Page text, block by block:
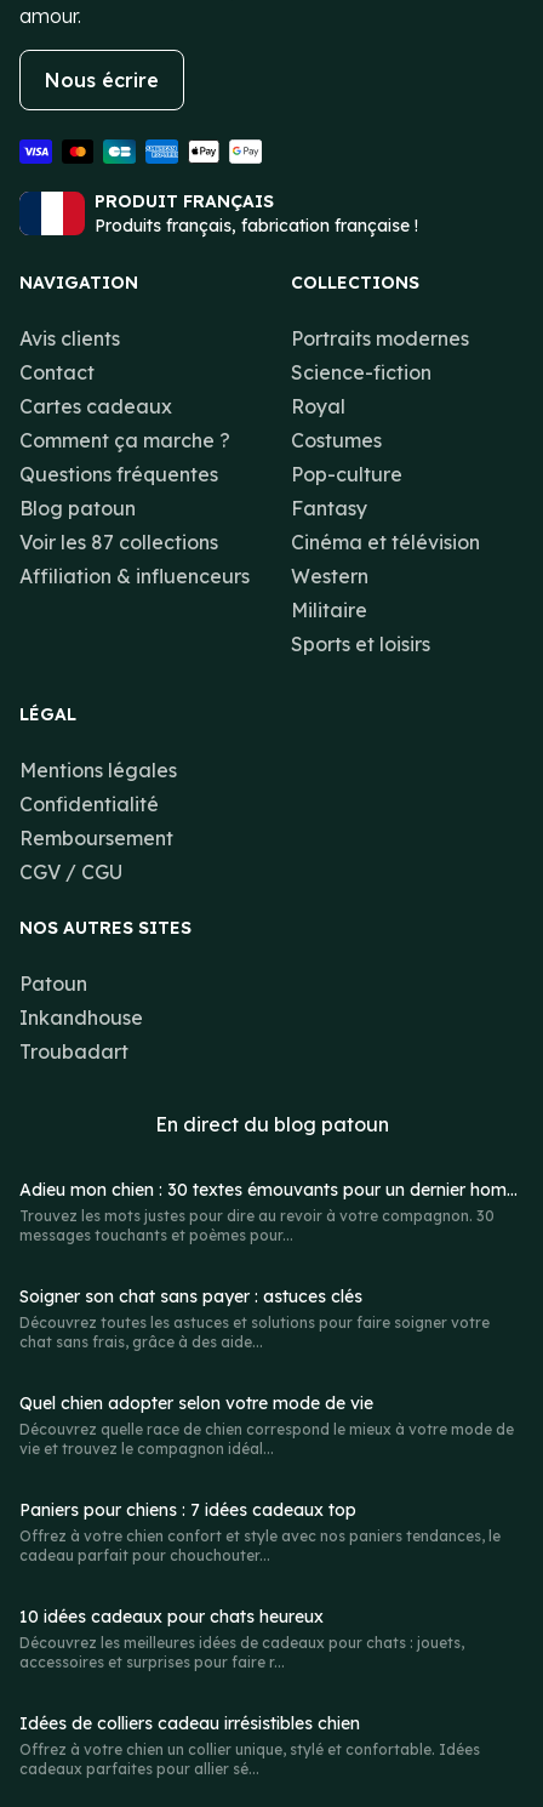
amour.
Nous écrire
PRODUIT FRANÇAIS
Produits français, fabrication française !
NAVIGATION
Avis clients
Contact
Cartes cadeaux
Comment ça marche ?
Questions fréquentes
Blog patoun
Voir les 87 collections
Affiliation & influenceurs
COLLECTIONS
Portraits modernes
Science-fiction
Royal
Costumes
Pop-culture
Fantasy
Cinéma et télévision
Western
Militaire
Sports et loisirs
LÉGAL
Mentions légales
Confidentialité
Remboursement
CGV / CGU
NOS AUTRES SITES
Patoun
Inkandhouse
Troubadart
En direct du blog patoun
Adieu mon chien : 30 textes émouvants pour un dernier hommage
Trouvez les mots justes pour dire au revoir à votre compagnon. 30
messages touchants et poèmes pour...
Soigner son chat sans payer : astuces clés
Découvrez toutes les astuces et solutions pour faire soigner votre
chat sans frais, grâce à des aide...
Quel chien adopter selon votre mode de vie
Découvrez quelle race de chien correspond le mieux à votre mode de
vie et trouvez le compagnon idéal...
Paniers pour chiens : 7 idées cadeaux top
Offrez à votre chien confort et style avec nos paniers tendances, le
cadeau parfait pour chouchouter...
10 idées cadeaux pour chats heureux
Découvrez les meilleures idées de cadeaux pour chats : jouets,
accessoires et surprises pour faire r...
Idées de colliers cadeau irrésistibles chien
Offrez à votre chien un collier unique, stylé et confortable. Idées
cadeaux parfaites pour allier sé...